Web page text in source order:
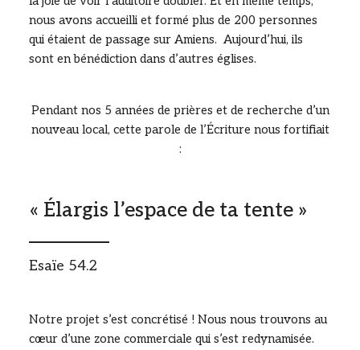
nous avons accueilli et formé plus de 200 personnes
qui étaient de passage sur Amiens. Aujourd’hui, ils
sont en bénédiction dans d’autres églises.
Pendant nos 5 années de prières et de recherche d’un
nouveau local, cette parole de l’Écriture nous fortifiait
:
« Élargis l’espace de ta tente »
Esaïe 54.2
Notre projet s’est concrétisé ! Nous nous trouvons au
cœur d’une zone commerciale qui s’est redynamisée.